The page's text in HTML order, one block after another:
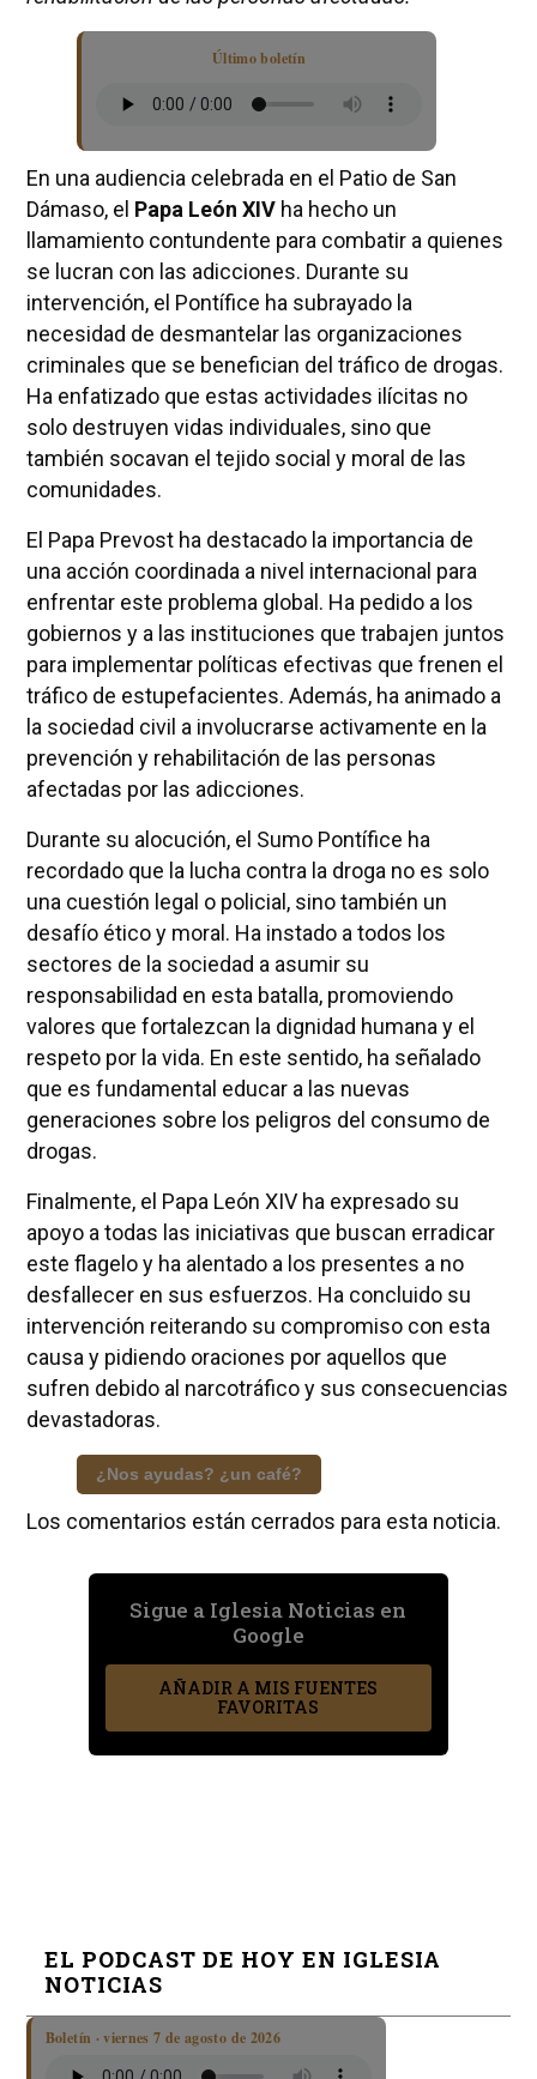
Último boletín
En una audiencia celebrada en el Patio de San
Dámaso, el Papa León XIVha hecho un
llamamiento contundente para combatir a quienes
se lucran con las adicciones. Durante su
intervención, el Pontífice ha subrayado la
necesidad de desmantelar las organizaciones
criminales que se benefician del tráfico de drogas.
Ha enfatizado que estas actividades ilícitas no
solo destruyen vidas individuales, sino que
también socavan el tejido social y moral de las
comunidades.
El Papa Prevost ha destacado la importancia de
una acción coordinada a nivel internacional para
enfrentar este problema global. Ha pedido a los
gobiernos y a las instituciones que trabajen juntos
para implementar políticas efectivas que frenen el
tráfico de estupefacientes. Además, ha animado a
la sociedad civil a involucrarse activamente en la
prevención y rehabilitación de las personas
afectadas por las adicciones.
Durante su alocución, el Sumo Pontífice ha
recordado que la lucha contra la droga no es solo
una cuestión legal o policial, sino también un
desafío ético y moral. Ha instado a todos los
sectores de la sociedad a asumir su
responsabilidad en esta batalla, promoviendo
valores que fortalezcan la dignidad humana y el
respeto por la vida. En este sentido, ha señalado
que es fundamental educar a las nuevas
generaciones sobre los peligros del consumo de
drogas.
Finalmente, el Papa León XIV ha expresado su
apoyo a todas las iniciativas que buscan erradicar
este flagelo y ha alentado a los presentes a no
desfallecer en sus esfuerzos. Ha concluido su
intervención reiterando su compromiso con esta
causa y pidiendo oraciones por aquellos que
sufren debido al narcotráfico y sus consecuencias
devastadoras.
¿Nos ayudas? ¿un café?
Los comentarios están cerrados para esta noticia.
Sigue a Iglesia Noticias en
Google
AÑADIR A MIS FUENTES
FAVORITAS
EL PODCAST DE HOY EN IGLESIA
NOTICIAS
Boletín · viernes 7 de agosto de 2026